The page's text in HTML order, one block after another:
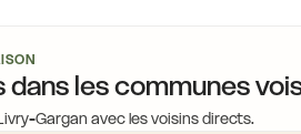
dans les communes
Gargan avec les voisins directs.